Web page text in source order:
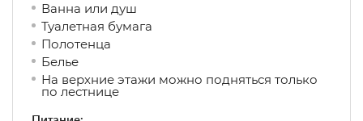
Ванна или душ
Туалетная бумага
Полотенца
Белье
На верхние этажи можно подняться только
по лестнице